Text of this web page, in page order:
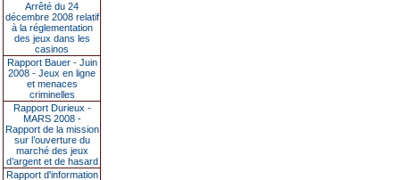
Arrêté du 24
décembre 2008 relatif
à la réglementation
des jeux dans les
casinos
Rapport Bauer - Juin
2008 - Jeux en ligne
et menaces
criminelles
Rapport Durieux -
MARS 2008 -
Rapport de la mission
sur l’ouverture du
marché des jeux
d’argent et de hasard
Rapport d'information